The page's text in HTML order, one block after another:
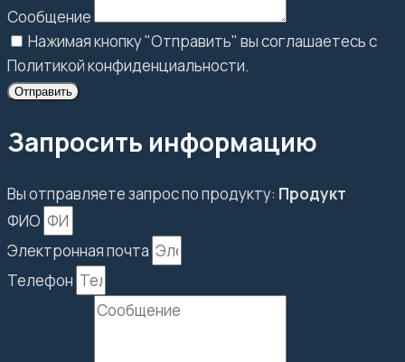
Сообщение
Нажимая кнопку "Отправить" вы соглашаетесь с
Политикой конфиденциальности.
Отправить
Запросить информацию
Вы отправляете запрос по продукту: Продукт
ФИО
Электронная почта
Телефон